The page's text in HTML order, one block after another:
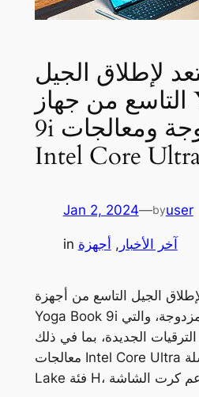
لإطلاق الجيل
التاسع من جهاز Yoga Book
9i بشاشة مزدوجة ومعالجات
Intel Core
Jan 2, 2024—byuser
in آخر الأخبار , أجهزة
الجيل التاسع من أجهزة
Yoga Book 9i المميزة بالشاشة المزدوجة، والتي
الجديدة، بما في ذلك
معالجات Intel Core Ultra من سلسلة Meteor